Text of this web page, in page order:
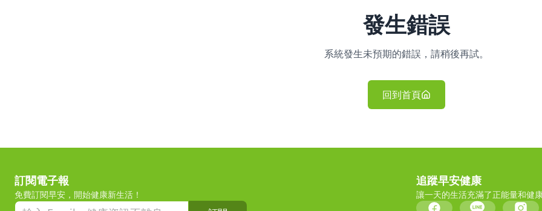
發生錯誤
系統發生未預期的錯誤，請稍後再試。
回到首頁
訂閱電子報
免費訂閱早安，開始健康新生活！
追蹤早安健康
讓一天的生活充滿了正能量和健